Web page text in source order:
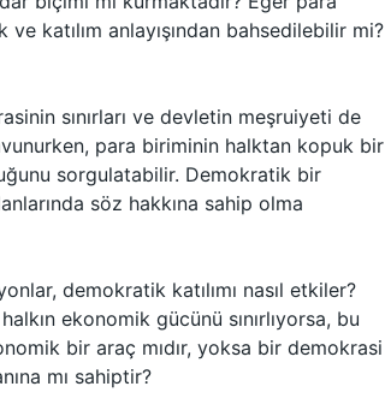
katılım anlayışından bahsedilebilir mi?
sınırları ve devletin meşruiyeti de
para biriminin halktan kopuk bir
sorgulatabilir. Demokratik bir
söz hakkına sahip olma
demokratik katılımı nasıl etkiler?
ekonomik gücünü sınırlıyorsa, bu
bir araç mıdır, yoksa bir demokrasi
mı sahiptir?